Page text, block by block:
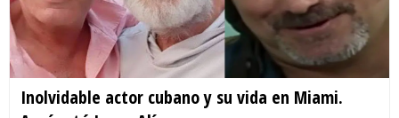
Inolvidable actor cubano y su vida en Miami.